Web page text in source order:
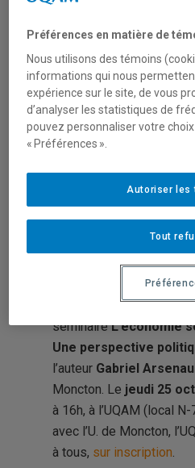
SÉMINAIRE CRISES
Le CRISES présente le
séminaireL’économie
Une perspective
l’auteur Gabriel
Moncton. Le jeudi 25
à 16h, à l’UQAM (local
avec l’U. de Moncton,
à tous, sur inscription.
Préférences en matière de
Nous utilisons des témoins
informations qui nous
expérience sur le site, de vous
d’analyser les statistiques de
pouvez personnaliser votre
« Préférences ».
Tout
Autoriser les